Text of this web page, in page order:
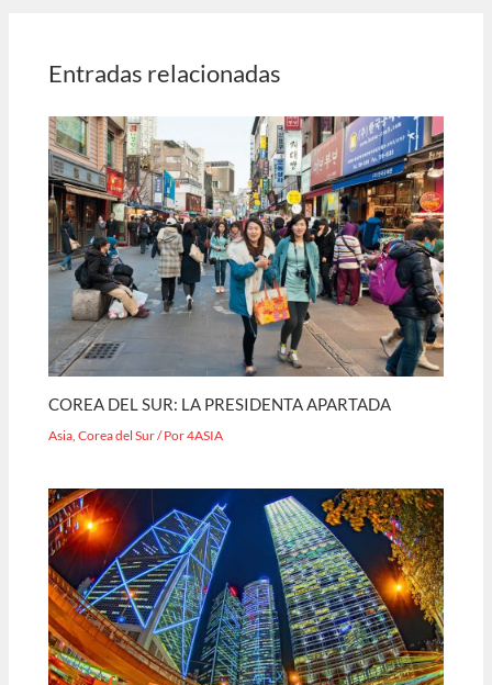
Entradas relacionadas
COREA DEL SUR: LA PRESIDENTA APARTADA
Asia ,Corea del Sur/ Por4ASIA